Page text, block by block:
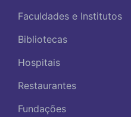
Faculdades e Institutos
Bibliotecas
Hospitais
Restaurantes
Fundações